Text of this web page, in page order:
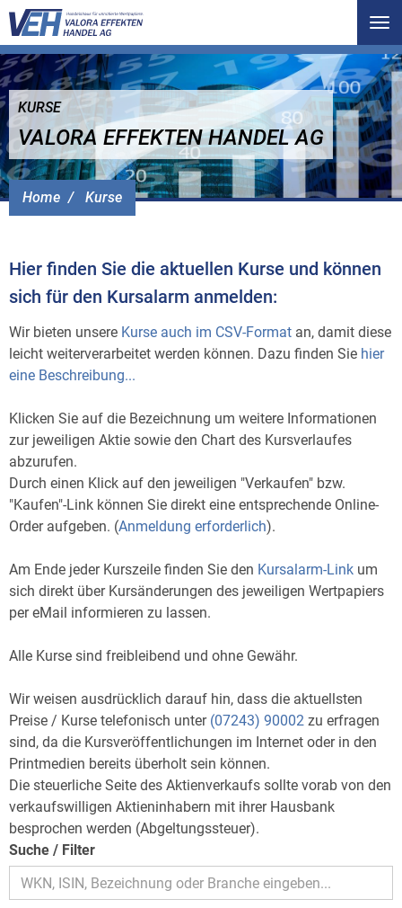
Home Kurse
KURSE
VALORA EFFEKTEN HANDEL AG
Hier finden Sie die aktuellen Kurse und können
sich für den Kursalarm anmelden:
Wir bieten unsere Kurse auch im CSV-Format an, damit diese
leicht weiterverarbeitet werden können. Dazu finden Sie hier
eine Beschreibung...
Klicken Sie auf die Bezeichnung um weitere Informationen
zur jeweiligen Aktie sowie den Chart des Kursverlaufes
abzurufen.
Durch einen Klick auf den jeweiligen "Verkaufen" bzw.
"Kaufen"-Link können Sie direkt eine entsprechende Online-
Order aufgeben. (Anmeldung erforderlich).
Am Ende jeder Kurszeile finden Sie den Kursalarm-Link um
sich direkt über Kursänderungen des jeweiligen Wertpapiers
per eMail informieren zu lassen.
Alle Kurse sind freibleibend und ohne Gewähr.
Wir weisen ausdrücklich darauf hin, dass die aktuellsten
Preise / Kurse telefonisch unter (07243) 90002 zu erfragen
sind, da die Kursveröffentlichungen im Internet oder in den
Printmedien bereits überholt sein können.
Die steuerliche Seite des Aktienverkaufs sollte vorab von den
verkaufswilligen Aktieninhabern mit ihrer Hausbank
besprochen werden (Abgeltungssteuer).
Suche / Filter